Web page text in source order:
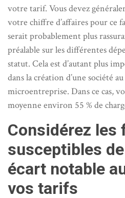
votre tarif. Vous devez
votre chiffre d’affaires pour ce
serait probablement plus
préalable sur les différentes
statut. Cela est d’autant plus
dans la création d’une société
microentreprise. Dans ce cas,
moyenne environ 55 % de
Considérez les
susceptibles
écart notable
vos tarifs